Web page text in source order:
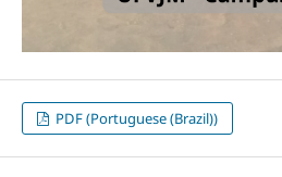
PDF (Portuguese (Brazil))